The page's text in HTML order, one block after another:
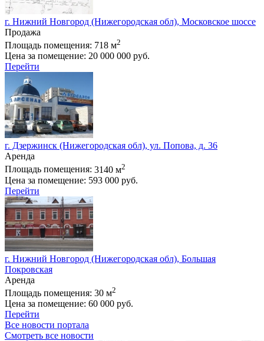
г. Нижний Новгород (Нижегородская обл), Московское шоссе
Продажа
Площадь помещения: 718 м2
Цена за помещение: 20 000 000 руб.
Перейти
г. Дзержинск (Нижегородская обл), ул. Попова, д. 36
Аренда
Площадь помещения: 3140 м2
Цена за помещение: 593 000 руб.
Перейти
г. Нижний Новгород (Нижегородская обл), Большая
Покровская
Аренда
Площадь помещения: 30 м2
Цена за помещение: 60 000 руб.
Перейти
Все новости портала
Смотреть все новости